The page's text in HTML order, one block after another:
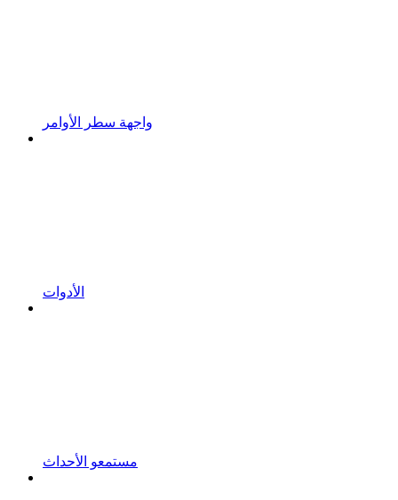
واجهة سطر الأوامر
الأدوات
مستمعو الأحداث